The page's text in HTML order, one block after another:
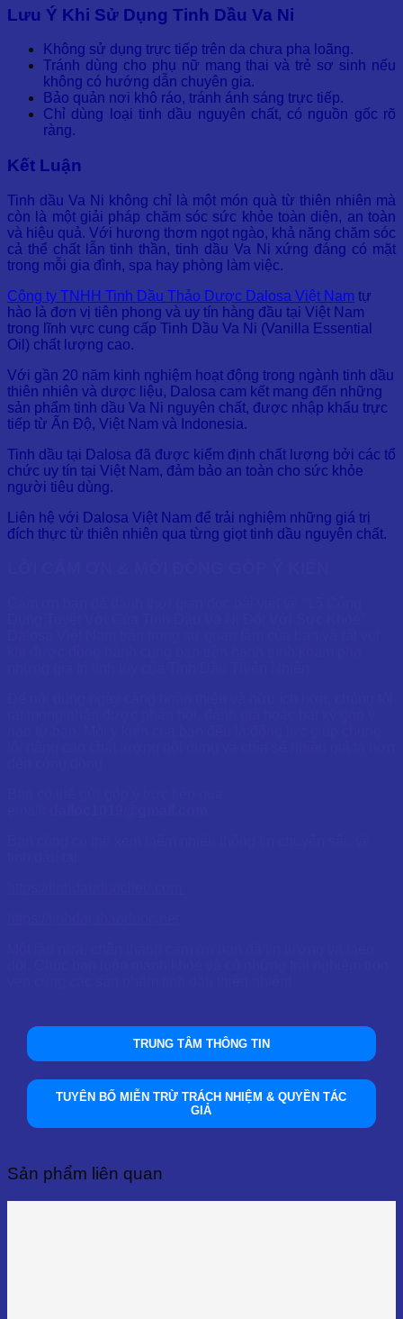
Lưu Ý Khi Sử Dụng Tinh Dầu Va Ni
Không sử dụng trực tiếp trên da chưa pha loãng.
Tránh dùng cho phụ nữ mang thai và trẻ sơ sinh nếu
không có hướng dẫn chuyên gia.
Bảo quản nơi khô ráo, tránh ánh sáng trực tiếp.
Chỉ dùng loại tinh dầu nguyên chất, có nguồn gốc rõ
ràng.
Kết Luận
Tinh dầu Va Ni không chỉ là một món quà từ thiên nhiên mà
còn là một giải pháp chăm sóc sức khỏe toàn diện, an toàn
và hiệu quả. Với hương thơm ngọt ngào, khả năng chăm sóc
cả thể chất lẫn tinh thần, tinh dầu Va Ni xứng đáng có mặt
trong mỗi gia đình, spa hay phòng làm việc.
Công ty TNHH Tinh Dầu Thảo Dược Dalosa Việt Nam tự
hào là đơn vị tiên phong và uy tín hàng đầu tại Việt Nam
trong lĩnh vực cung cấp Tinh Dầu Va Ni (Vanilla Essential
Oil) chất lượng cao.
Với gần 20 năm kinh nghiệm hoạt động trong ngành tinh dầu
thiên nhiên và dược liệu, Dalosa cam kết mang đến những
sản phẩm tinh dầu Va Ni nguyên chất, được nhập khẩu trực
tiếp từ Ấn Độ, Việt Nam và Indonesia.
Tinh dầu tại Dalosa đã được kiểm định chất lượng bởi các tổ
chức uy tín tại Việt Nam, đảm bảo an toàn cho sức khỏe
người tiêu dùng.
Liên hệ với Dalosa Việt Nam để trải nghiệm những giá trị
đích thực từ thiên nhiên qua từng giọt tinh dầu nguyên chất.
TRUNG TÂM THÔNG TIN
TUYÊN BỐ MIỄN TRỪ TRÁCH NHIỆM & QUYỀN TÁC
GIẢ
Sản phẩm liên quan